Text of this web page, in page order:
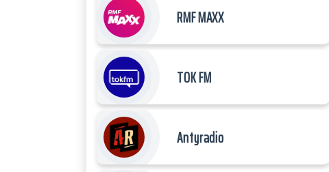
RMF MAXX
TOK FM
Antyradio